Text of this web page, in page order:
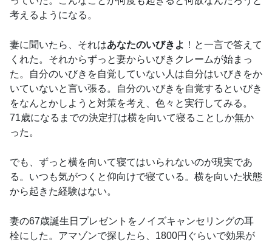
考えるようになる。
妻に聞いたら、それはあなたのいびきよ ！と一言で答えて
くれた。それからずっと妻からいびきクレームが始まっ
た。自分のいびきを自覚していない人は自分はいびきをか
いていないと言い張る。自分のいびきを自覚するといびき
をなんとかしようと対策を考え、色々と実行してみる。
71歳になるまでの決定打は横を向いて寝ることしか無か
った。
でも、ずっと横を向いて寝てはいられないのが現実であ
る。いつも気がつくと仰向けで寝ている。横を向いた状態
から起きた経験はない。
妻の67歳誕生日プレゼントをノイズキャンセリングの耳
栓にした。アマゾンで探したら、1800円ぐらいで効果が